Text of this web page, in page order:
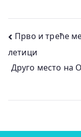
Кретање
чланка
Прво и треће
летици
Друго место на